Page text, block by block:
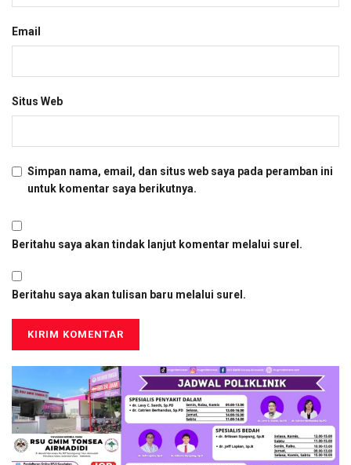
Email
Situs Web
Simpan nama, email, dan situs web saya pada peramban ini
untuk komentar saya berikutnya.
Beritahu saya akan tindak lanjut komentar melalui surel.
Beritahu saya akan tulisan baru melalui surel.